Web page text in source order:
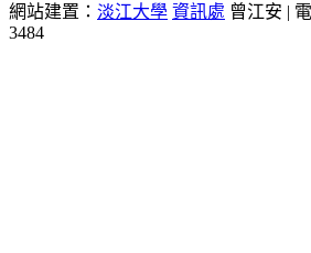
網站建置： 淡江大學 資訊處 曾江安 |
3484